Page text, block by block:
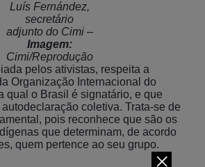
Luís Fernández,
secretário
adjunto do Cimi –
Imagem:
Cimi/Reprodução
pelos ativistas, respeita a
Organização Internacional do
qual o Brasil é signatário, e que
coletiva. Trata-se de
pois reconhece que são os
que determinam, de acordo
quem pertence ao seu grupo.